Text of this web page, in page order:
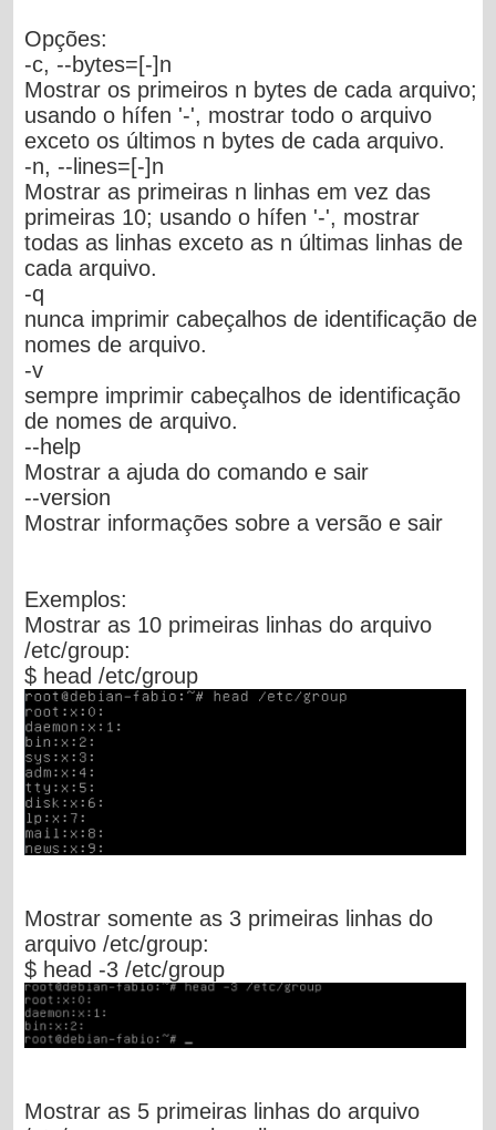
Opções:
-c, --bytes=[-]n
Mostrar os primeiros n bytes de cada arquivo;
usando o hífen '-', mostrar todo o arquivo
exceto os últimos n bytes de cada arquivo.
-n, --lines=[-]n
Mostrar as primeiras n linhas em vez das
primeiras 10; usando o hífen '-', mostrar
todas as linhas exceto as n últimas linhas de
cada arquivo.
-q
nunca imprimir cabeçalhos de identificação de
nomes de arquivo.
-v
sempre imprimir cabeçalhos de identificação
de nomes de arquivo.
--help
Mostrar a ajuda do comando e sair
--version
Mostrar informações sobre a versão e sair
Exemplos:
Mostrar as 10 primeiras linhas do arquivo
/etc/group:
$ head /etc/group
Mostrar somente as 3 primeiras linhas do
arquivo /etc/group:
$ head -3 /etc/group
Mostrar as 5 primeiras linhas do arquivo